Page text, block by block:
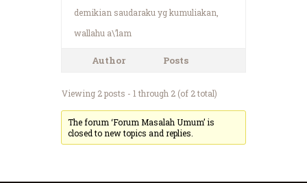
demikian saudaraku yg kumuliakan,
wallahu a\’lam
Author Posts
Viewing 2 posts - 1 through 2 (of 2 total)
The forum ‘Forum Masalah Umum’ is
closed to new topics and replies.